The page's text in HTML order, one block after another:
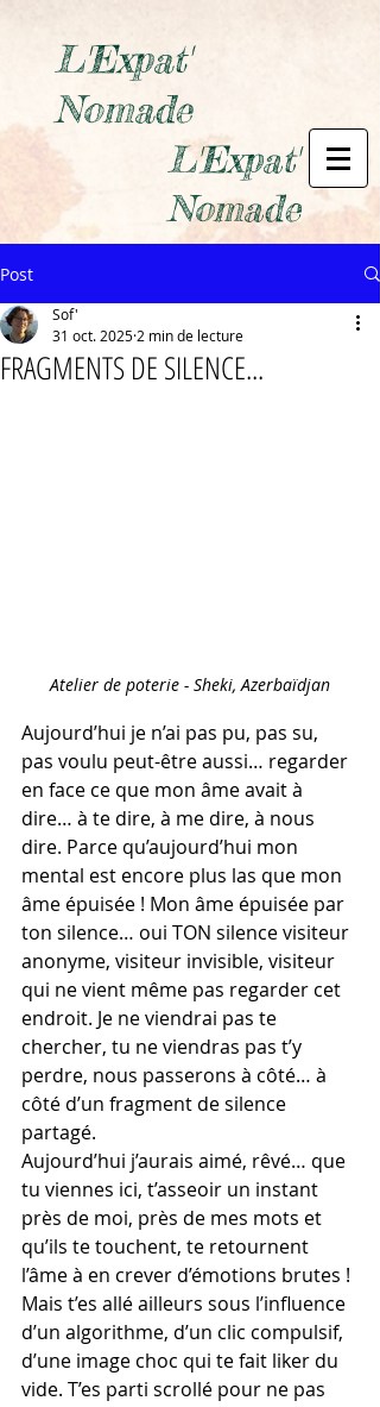
L'Expat'
Nomade
L'Expat'
Nomade
Post
FRAGMENTS DE SILENCE...
Sof'
31 oct. 2025 2 min de lecture
Atelier de poterie - Sheki, Azerbaïdjan
Aujourd’hui je n’ai pas pu, pas su,
pas voulu peut-être aussi… regarder
en face ce que mon âme avait à
dire… à te dire, à me dire, à nous
dire. Parce qu’aujourd’hui mon
mental est encore plus las que mon
âme épuisée ! Mon âme épuisée par
ton silence… oui TON silence visiteur
anonyme, visiteur invisible, visiteur
qui ne vient même pas regarder cet
endroit. Je ne viendrai pas te
chercher, tu ne viendras pas t’y
perdre, nous passerons à côté… à
côté d’un fragment de silence
partagé.
Aujourd’hui j’aurais aimé, rêvé… que
tu viennes ici, t’asseoir un instant
près de moi, près de mes mots et
qu’ils te touchent, te retournent
l’âme à en crever d’émotions brutes !
Mais t’es allé ailleurs sous l’influence
d’un algorithme, d’un clic compulsif,
d’une image choc qui te fait liker du
vide. T’es parti scrollé pour ne pas